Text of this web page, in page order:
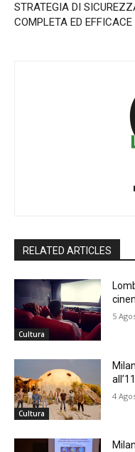
STRATEGIA DI
COMPLETA ED EFFICACE
RELATED ARTICLES
Cultura
5
Cultura
4